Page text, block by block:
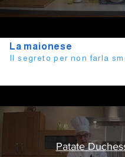
La maionese
Il segreto per non farla
Patate